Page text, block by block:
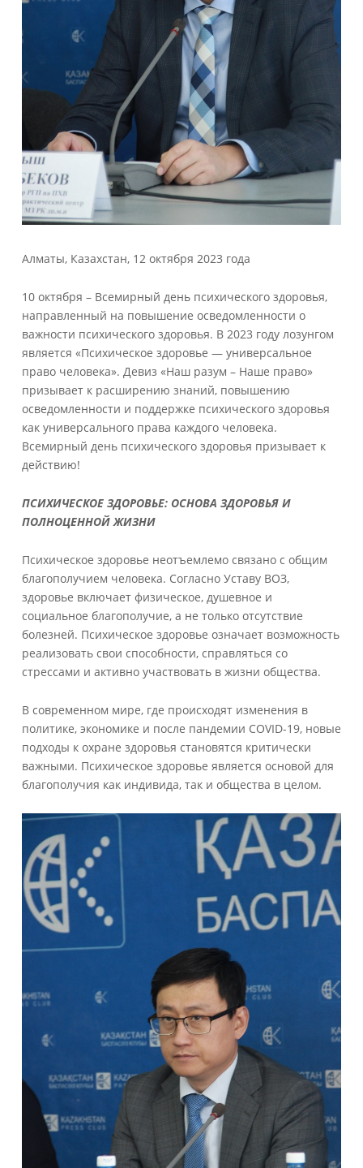
Алматы, Казахстан, 12 октября 2023 года
10 октября – Всемирный день психического здоровья,
направленный на повышение осведомленности о
важности психического здоровья. В 2023 году лозунгом
является «Психическое здоровье — универсальное
право человека». Девиз «Наш разум – Наше право»
призывает к расширению знаний, повышению
осведомленности и поддержке психического здоровья
как универсального права каждого человека.
Всемирный день психического здоровья призывает к
действию!
ПСИХИЧЕСКОЕ ЗДОРОВЬЕ: ОСНОВА ЗДОРОВЬЯ И
ПОЛНОЦЕННОЙ ЖИЗНИ
Психическое здоровье неотъемлемо связано с общим
благополучием человека. Согласно Уставу ВОЗ,
здоровье включает физическое, душевное и
социальное благополучие, а не только отсутствие
болезней. Психическое здоровье означает возможность
реализовать свои способности, справляться со
стрессами и активно участвовать в жизни общества.
В современном мире, где происходят изменения в
политике, экономике и после пандемии COVID-19, новые
подходы к охране здоровья становятся критически
важными. Психическое здоровье является основой для
благополучия как индивида, так и общества в целом.